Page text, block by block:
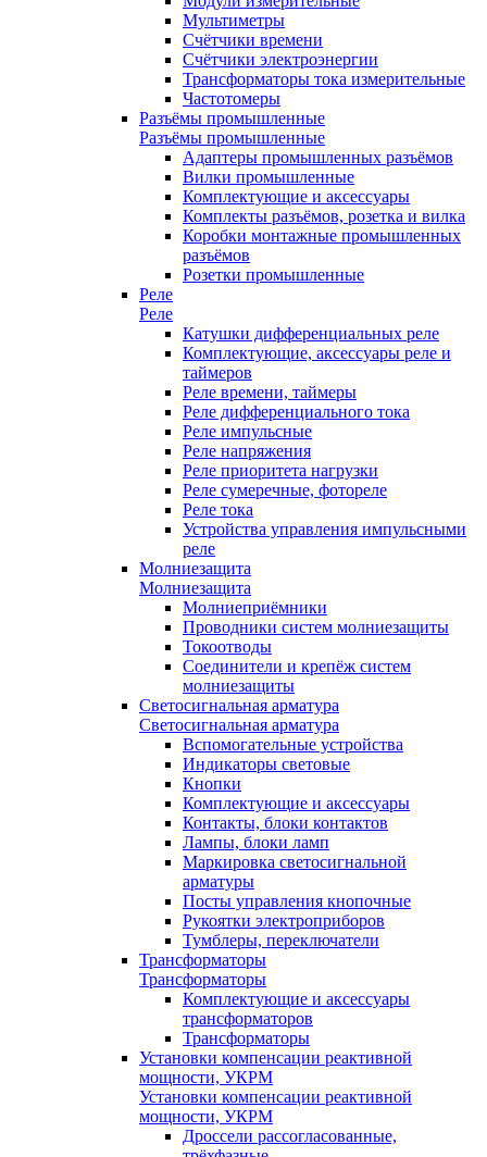
Мультиметры
Счётчики времени
Счётчики электроэнергии
Трансформаторы тока измерительные
Частотомеры
Разъёмы промышленные
Разъёмы промышленные
Адаптеры промышленных разъёмов
Вилки промышленные
Комплектующие и аксессуары
Комплекты разъёмов, розетка и вилка
Коробки монтажные промышленных
разъёмов
Розетки промышленные
Реле
Реле
Катушки дифференциальных реле
Комплектующие, аксессуары реле и
таймеров
Реле времени, таймеры
Реле дифференциального тока
Реле импульсные
Реле напряжения
Реле приоритета нагрузки
Реле сумеречные, фотореле
Реле тока
Устройства управления импульсными
реле
Молниезащита
Молниезащита
Молниеприёмники
Проводники систем молниезащиты
Токоотводы
Соединители и крепёж систем
молниезащиты
Светосигнальная арматура
Светосигнальная арматура
Вспомогательные устройства
Индикаторы световые
Кнопки
Комплектующие и аксессуары
Контакты, блоки контактов
Лампы, блоки ламп
Маркировка светосигнальной
арматуры
Посты управления кнопочные
Рукоятки электроприборов
Тумблеры, переключатели
Трансформаторы
Трансформаторы
Комплектующие и аксессуары
трансформаторов
Трансформаторы
Установки компенсации реактивной
мощности, УКРМ
Установки компенсации реактивной
мощности, УКРМ
Дроссели рассогласованные,